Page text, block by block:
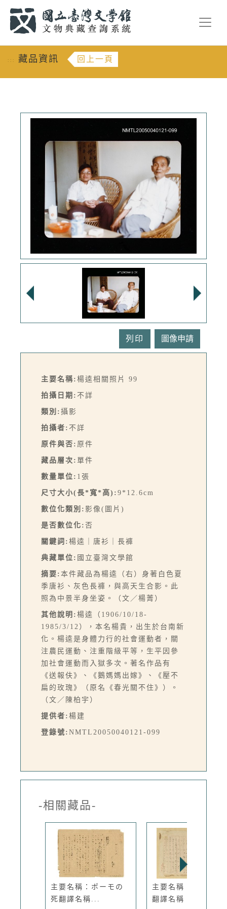
::: 藏品資訊 回上一頁
列印
主要名稱: 楊逵相關照片 99
拍攝日期: 不詳
類別: 攝影
拍攝者: 不詳
原件與否: 原件
藏品層次: 單件
數量單位: 1張
尺寸大小(長*寬*高): 9*12.6cm
數位化類別: 影像(圖片)
是否數位化: 否
關鍵詞: 楊逵｜唐衫｜長褲
典藏單位: 國立臺灣文學館
摘要: 本件藏品為楊逵（右）身著白色夏
季唐衫、灰色長褲，與高天生合影。此
照為中景半身坐姿。（文／楊菁）
其他說明: 楊逵（1906/10/18-
1985/3/12），本名楊貴，出生於台南新
化。楊逵是身體力行的社會運動者，關
注農民運動、注重階級平等，生平因參
加社會運動而入獄多次。著名作品有
《送報伕》、《鵝媽媽出嫁》、《壓不
扁的玫瑰》（原名《春光關不住》）。
（文／陳柏宇）
提供者: 楊建
登錄號: NMTL20050040121-099
-相關藏品-
主要名稱：ポーモの
死翻譯名稱...
主要名稱：蟻の普請
翻譯名稱：...